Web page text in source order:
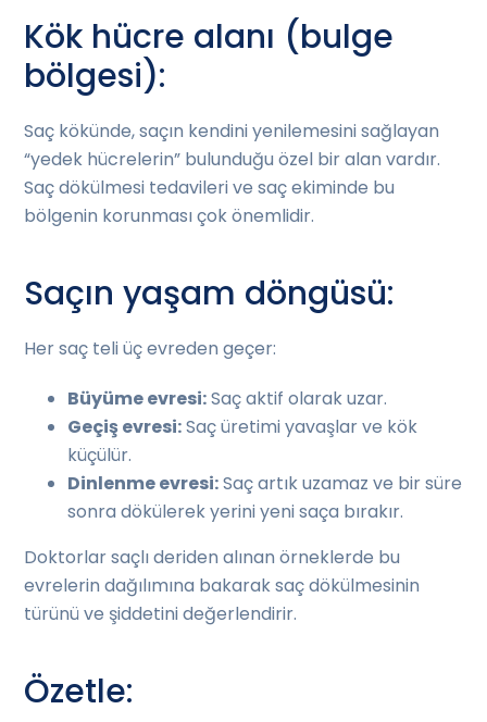
Kök hücre alanı (bulge
bölgesi):
Saç kökünde, saçın kendini yenilemesini sağlayan
“yedek hücrelerin” bulunduğu özel bir alan vardır.
Saç dökülmesi tedavileri ve saç ekiminde bu
bölgenin korunması çok önemlidir.
Saçın yaşam döngüsü:
Her saç teli üç evreden geçer:
Büyüme evresi:Saç aktif olarak uzar.
Geçiş evresi:Saç üretimi yavaşlar ve kök
küçülür.
Dinlenme evresi:Saç artık uzamaz ve bir süre
sonra dökülerek yerini yeni saça bırakır.
Doktorlar saçlı deriden alınan örneklerde bu
evrelerin dağılımına bakarak saç dökülmesinin
türünü ve şiddetini değerlendirir.
Özetle: